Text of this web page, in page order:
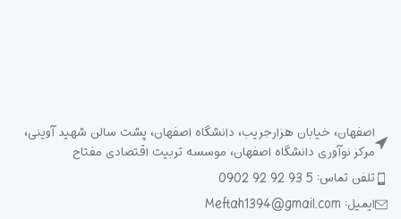
اصفهان، خیابان هزارجریب، دانشگاه اصفهان، پشت سالن شهید آوینی،
مرکز نوآوری دانشگاه اصفهان، موسسه تربیت اقتصادی مفتاح
تلفن تماس: 5 93 92 92 0902
ایمیل: Meftah1394@gmail.com